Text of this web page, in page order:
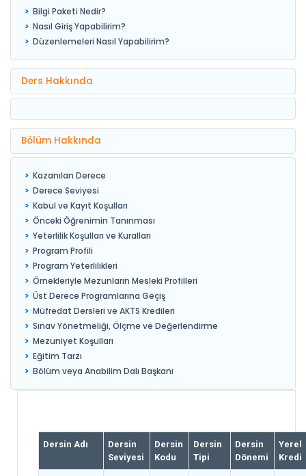
Bilgi Paketi Nedir?
Nasıl Giriş Yapabilirim?
Düzenlemeleri Nasıl Yapabilirim?
Ders Hakkında
Bölüm Hakkında
Kazanılan Derece
Derece Seviyesi
Kabul ve Kayıt Koşulları
Önceki Öğrenimin Tanınması
Yeterlilik Koşulları ve Kuralları
Program Profili
Program Yeterlilikleri
Örnekleriyle Mezunların Mesleki Profilleri
Üst Derece Programlarına Geçiş
Müfredat Dersleri ve AKTS Kredileri
Sınav Yönetmeliği, Ölçme ve Değerlendirme
Mezuniyet Koşulları
Eğitim Tarzı
Bölüm veya Anabilim Dalı Başkanı
Dersin Adı
Dersin
Seviyesi
Dersin
Kodu
Dersin
Tipi
Dersin
Dönemi
Yerel
Kredi